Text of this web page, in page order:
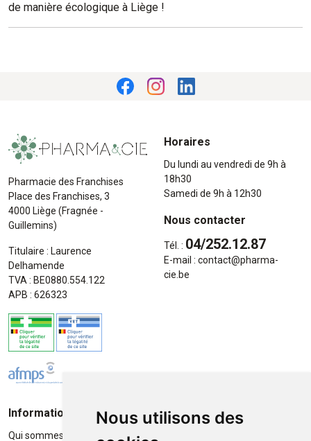
Nous utilisons des
de manière écologique à Liège !
Pharmacie des Franchises
Place des Franchises, 3
4000 Liège (Fragnée -
Guillemins)
Titulaire : Laurence
Delhamende
TVA : BE0880.554.122
APB : 626323
Horaires
Du lundi au vendredi de 9h à
18h30
Samedi de 9h à 12h30
Nous contacter
Tél. : 04/252.12.87
E-mail : contact@pharma-
cie.be
Informations
Qui sommes-nous ?
Moyens de paiement